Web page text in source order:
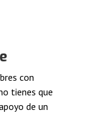
con
tienes que
de un